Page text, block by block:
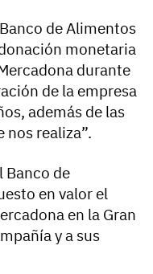
de Alimentos
monetaria
durante
de la empresa
además de las
nos realiza”.
Banco de
en valor el
en la Gran
y a sus